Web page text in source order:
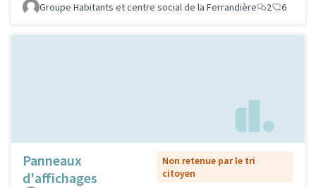
Groupe Habitants et centre social de la Ferrandière
2 6
Panneaux
d'affichages
Non retenue par le tri
citoyen